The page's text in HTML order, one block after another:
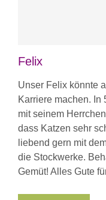
Felix
Unser Felix könnte
Karriere machen. In
mit seinem
dass Katzen sehr
liebend gern mit
die Stockwerke.
Gemüt! Alles Gute